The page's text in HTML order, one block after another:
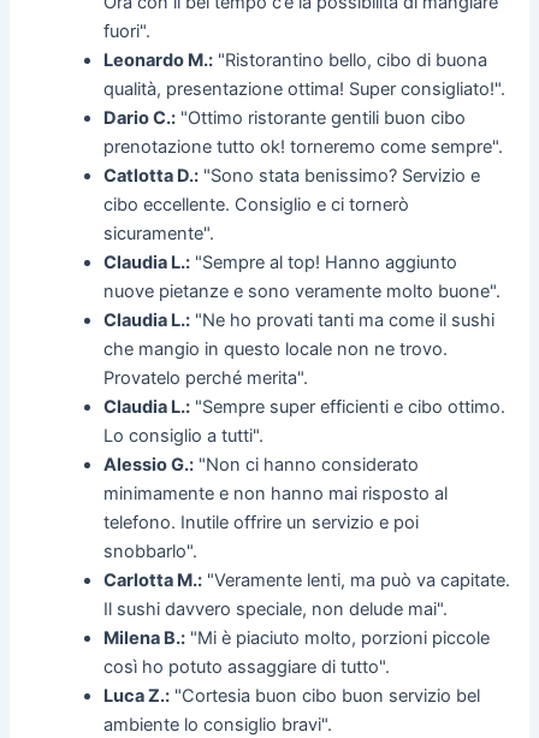
fuori".
Leonardo M.: "Ristorantino bello, cibo di buona
qualità, presentazione ottima! Super consigliato!".
Dario C.: "Ottimo ristorante gentili buon cibo
prenotazione tutto ok! torneremo come sempre".
Catlotta D.: "Sono stata benissimo? Servizio e
cibo eccellente. Consiglio e ci tornerò
sicuramente".
Claudia L.: "Sempre al top! Hanno aggiunto
nuove pietanze e sono veramente molto buone".
Claudia L.: "Ne ho provati tanti ma come il sushi
che mangio in questo locale non ne trovo.
Provatelo perché merita".
Claudia L.: "Sempre super efficienti e cibo ottimo.
Lo consiglio a tutti".
Alessio G.: "Non ci hanno considerato
minimamente e non hanno mai risposto al
telefono. Inutile offrire un servizio e poi
snobbarlo".
Carlotta M.: "Veramente lenti, ma può va capitate.
Il sushi davvero speciale, non delude mai".
Milena B.: "Mi è piaciuto molto, porzioni piccole
così ho potuto assaggiare di tutto".
Luca Z.: "Cortesia buon cibo buon servizio bel
ambiente lo consiglio bravi".